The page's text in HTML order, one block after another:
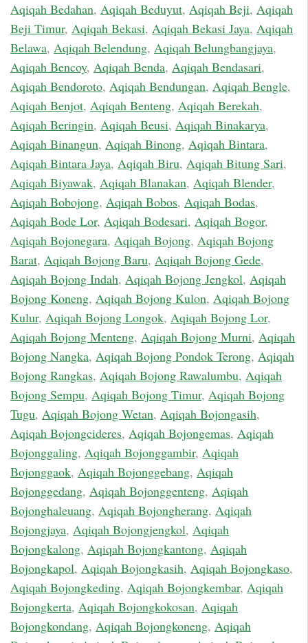
Aqiqah Bedahan, Aqiqah Beduyut, Aqiqah Beji, Aqiqah
Beji Timur, Aqiqah Bekasi, Aqiqah Bekasi Jaya, Aqiqah
Belawa, Aqiqah Belendung, Aqiqah Belungbangjaya,
Aqiqah Bencoy, Aqiqah Benda, Aqiqah Bendasari,
Aqiqah Bendoroto, Aqiqah Bendungan, Aqiqah Bengle,
Aqiqah Benjot, Aqiqah Benteng, Aqiqah Berekah,
Aqiqah Beringin, Aqiqah Beusi, Aqiqah Binakarya,
Aqiqah Binangun, Aqiqah Binong, Aqiqah Bintara,
Aqiqah Bintara Jaya, Aqiqah Biru, Aqiqah Bitung Sari,
Aqiqah Biyawak, Aqiqah Blanakan, Aqiqah Blender,
Aqiqah Bobojong, Aqiqah Bobos, Aqiqah Bodas,
Aqiqah Bode Lor, Aqiqah Bodesari, Aqiqah Bogor,
Aqiqah Bojonegara, Aqiqah Bojong, Aqiqah Bojong
Barat, Aqiqah Bojong Baru, Aqiqah Bojong Gede,
Aqiqah Bojong Indah, Aqiqah Bojong Jengkol, Aqiqah
Bojong Koneng, Aqiqah Bojong Kulon, Aqiqah Bojong
Kulur, Aqiqah Bojong Longok, Aqiqah Bojong Lor,
Aqiqah Bojong Menteng, Aqiqah Bojong Murni, Aqiqah
Bojong Nangka, Aqiqah Bojong Pondok Terong, Aqiqah
Bojong Rangkas, Aqiqah Bojong Rawalumbu, Aqiqah
Bojong Sempu, Aqiqah Bojong Timur, Aqiqah Bojong
Tugu, Aqiqah Bojong Wetan, Aqiqah Bojongasih,
Aqiqah Bojongcideres, Aqiqah Bojongemas, Aqiqah
Bojonggaling, Aqiqah Bojonggambir, Aqiqah
Bojonggaok, Aqiqah Bojonggebang, Aqiqah
Bojonggedang, Aqiqah Bojonggenteng, Aqiqah
Bojonghaleuang, Aqiqah Bojongherang, Aqiqah
Bojongjaya, Aqiqah Bojongjengkol, Aqiqah
Bojongkalong, Aqiqah Bojongkantong, Aqiqah
Bojongkapol, Aqiqah Bojongkasih, Aqiqah Bojongkaso,
Aqiqah Bojongkeding, Aqiqah Bojongkembar, Aqiqah
Bojongkerta, Aqiqah Bojongkokosan, Aqiqah
Bojongkondang, Aqiqah Bojongkoneng, Aqiqah